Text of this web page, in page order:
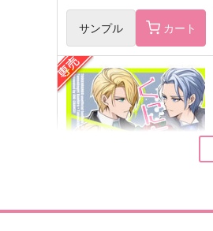
ちょぎくに"怒り"アンソロジ
ー『キレ味は互角』
サンプル カート